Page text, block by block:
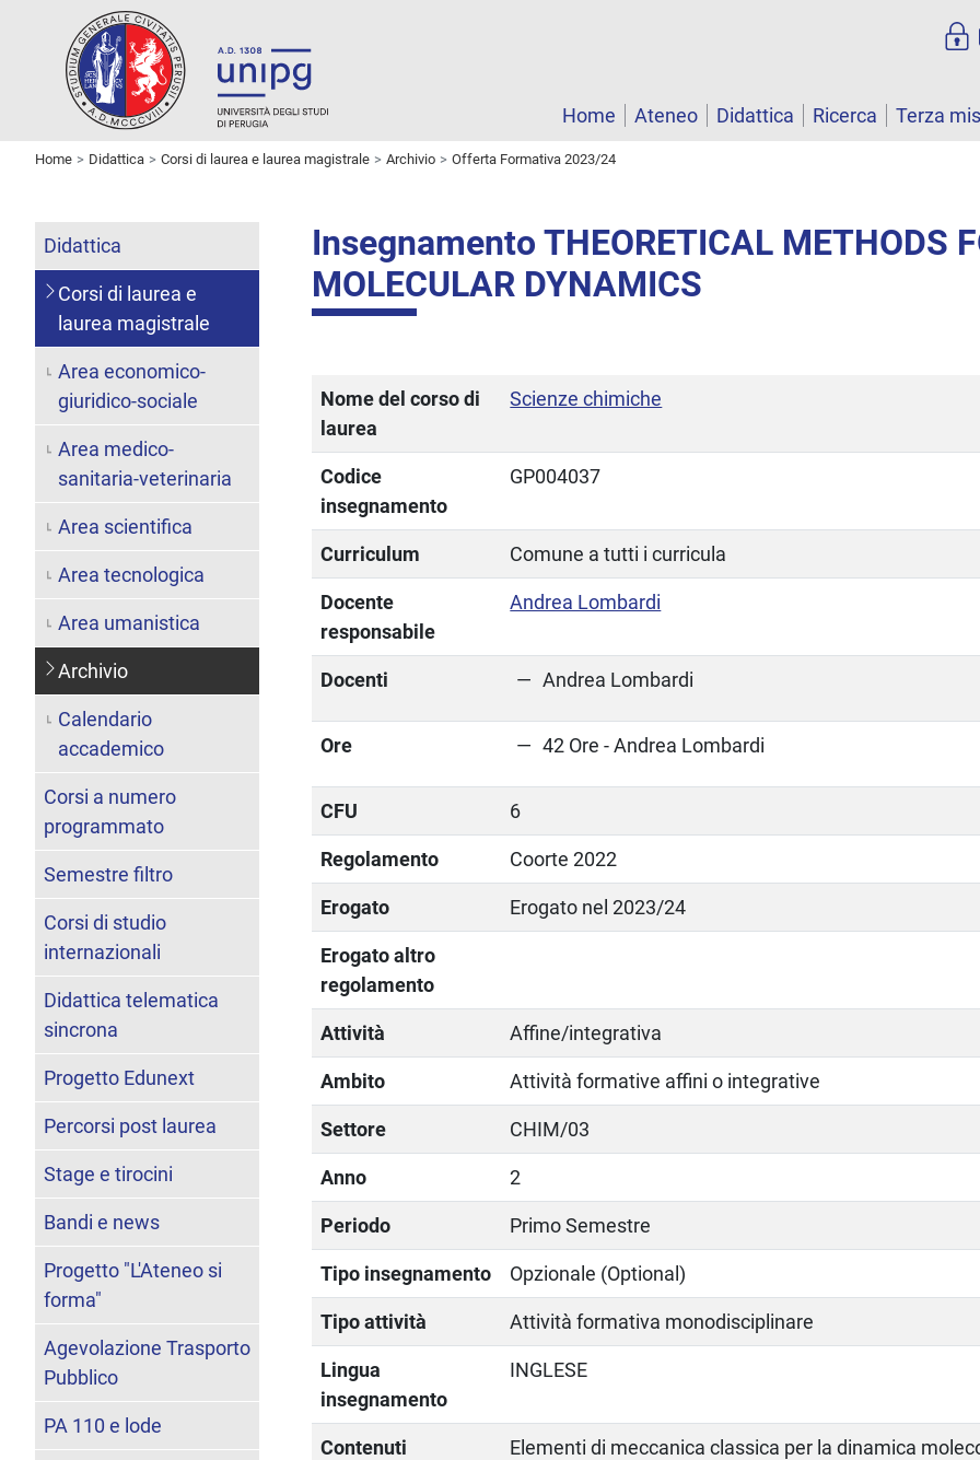
Home
Ateneo Didattica Ricerca Terza
Home Didattica Corsi di laurea e laurea magistrale Archivio Offerta Formativa 2023/24
Insegnamento THEORETICAL METHODS
MOLECULAR DYNAMICS
Nome del corso di
laurea
Scienze chimiche
Codice
insegnamento
GP004037
Curriculum Comune a tutti i curricula
Docente
responsabile
Andrea Lombardi
Docenti Andrea Lombardi
Ore 42 Ore - Andrea Lombardi
CFU 6
Regolamento Coorte 2022
Erogato Erogato nel 2023/24
Erogato altro
regolamento
Attività Affine/integrativa
Ambito Attività formative affini o integrative
Settore CHIM/03
Anno 2
Periodo Primo Semestre
Tipo insegnamento Opzionale (Optional)
Tipo attività Attività formativa monodisciplinare
Lingua
insegnamento
INGLESE
Contenuti
Elementi di meccanica classica per la dinamica
Didattica
Corsi di laurea e
laurea magistrale
Area economico-
giuridico-sociale
Area medico-
sanitaria-veterinaria
Area scientifica
Area tecnologica
Area umanistica
Archivio
Calendario
accademico
Corsi a numero
programmato
Semestre filtro
Corsi di studio
internazionali
Didattica telematica
sincrona
Progetto Edunext
Percorsi post laurea
Stage e tirocini
Bandi e news
Progetto "L'Ateneo si
forma"
Agevolazione Trasporto
Pubblico
PA 110 e lode